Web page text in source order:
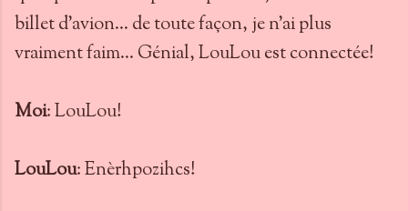
billet d'avion... de toute façon, je n'ai plus
vraiment faim... Génial, LouLou est connectée!
Moi: LouLou!
LouLou: Enèrhpozihcs!